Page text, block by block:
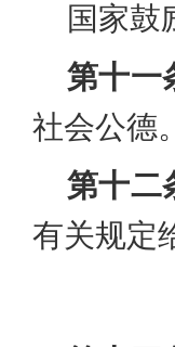
国家鼓
第十一
社会公德。
第十二
有关规定